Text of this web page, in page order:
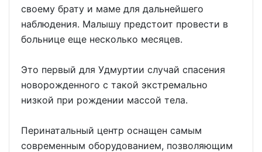
своему брату и маме для дальнейшего
наблюдения. Малышу предстоит провести в
больнице еще несколько месяцев.
Это первый для Удмуртии случай спасения
новорожденного с такой экстремально
низкой при рождении массой тела.
Перинатальный центр оснащен самым
современным оборудованием, позволяющим